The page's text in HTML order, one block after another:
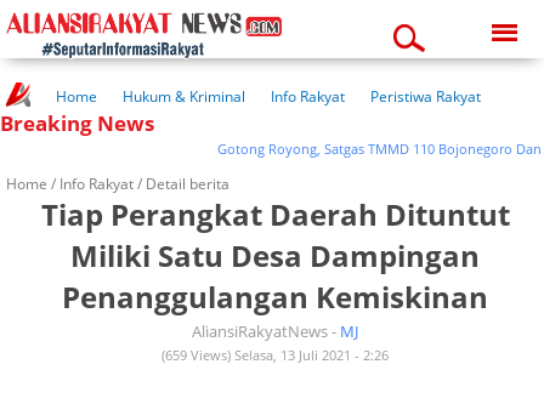
05:36:51 am
Home Hukum & Kriminal Info Rakyat
Peristiwa Rakyat
Kuliner Rakyat
Wisata Rakyat
Breaking News
Gotong Royong, Satgas TMMD 110 Bojonegoro Dan
Home / Info Rakyat/ Detail berita
Tiap Perangkat Daerah Dituntut
Miliki Satu Desa Dampingan
Penanggulangan Kemiskinan
AliansiRakyatNews - MJ
(659 Views) Selasa, 13 Juli 2021 - 2:26